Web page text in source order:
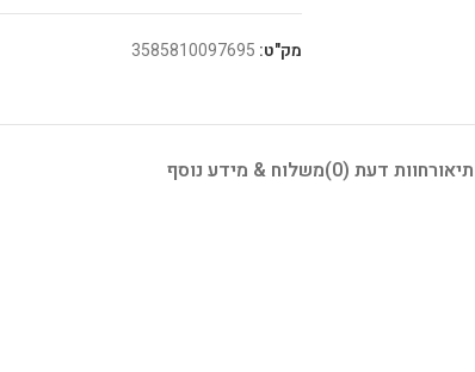
מק"ט: 3585810097695
תיאורחוות דעת (0) משלוח & מידע נוסף